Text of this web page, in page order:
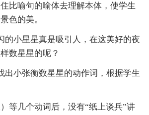
比喻句的喻体去理解本体，使学生
色的美。
小星星真是吸引人，在这美好的夜
数星星的呢？
小张衡数星星的动作词，根据学生
几个动词后，没有“纸上谈兵”讲